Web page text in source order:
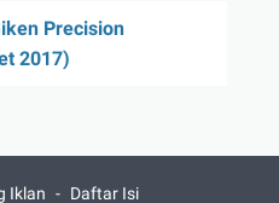
Precision
2017)
Iklan Daftar Isi